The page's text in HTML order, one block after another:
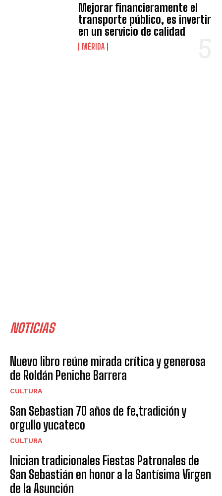
Mejorar financieramente el
transporte público, es invertir
en un servicio de calidad
MÉRIDA
NOTICIAS
Nuevo libro reúne mirada crítica y generosa
de Roldán Peniche Barrera
CULTURA
San Sebastian 70 años de fe,tradición y
orgullo yucateco
CULTURA
Inician tradicionales Fiestas Patronales de
San Sebastián en honor a la Santísima Virgen
de la Asunción